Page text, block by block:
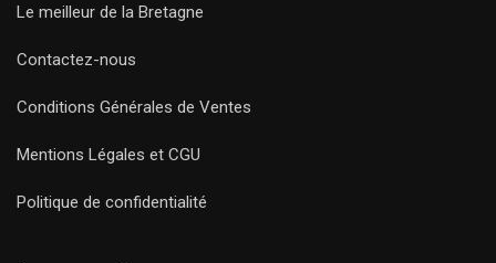
Le meilleur de la Bretagne
Contactez-nous
Conditions Générales de Ventes
Mentions Légales et CGU
Politique de confidentialité